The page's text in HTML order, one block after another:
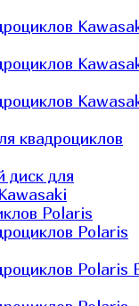
квадроциклов
диск для
Polaris
Polaris
Polaris